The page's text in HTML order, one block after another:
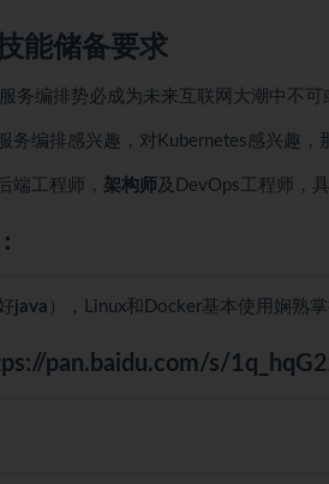
能储备要求
务编排势必成为未来互联网大潮中不
务编排感兴趣，对Kubernetes感兴趣，
端工程师， 架构师及DevOps工程师，
java ），Linux和Docker基本使用娴熟
pan.baidu.com/s/